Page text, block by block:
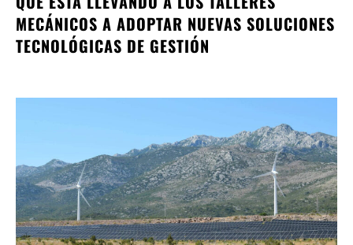
MECÁNICOS A ADOPTAR NUEVAS SOLUCIONES
TECNOLÓGICAS DE GESTIÓN